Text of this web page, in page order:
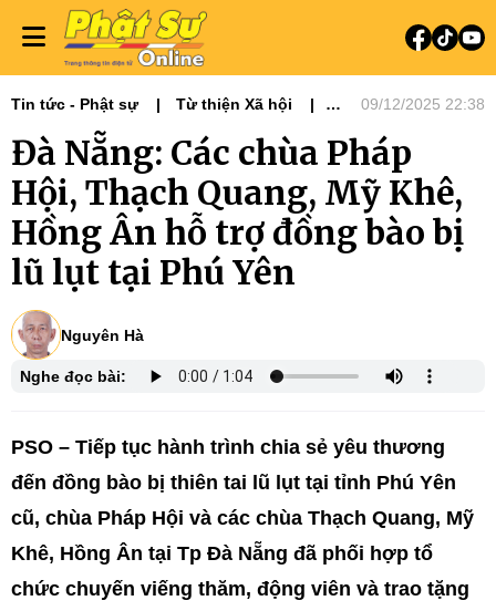
Tin tức - Phật sự
Từ thiện Xã hội
09/12/2025 22:38
Đà Nẵng: Các chùa Pháp
Hội, Thạch Quang, Mỹ Khê,
Hồng Ân hỗ trợ đồng bào bị
lũ lụt tại Phú Yên
Nguyên Hà
Nghe đọc bài:
PSO – Tiếp tục hành trình chia sẻ yêu thương
đến đồng bào bị thiên tai lũ lụt tại tỉnh Phú Yên
cũ, chùa Pháp Hội và các chùa Thạch Quang, Mỹ
Khê, Hồng Ân tại Tp Đà Nẵng đã phối hợp tổ
chức chuyến viếng thăm, động viên và trao tặng